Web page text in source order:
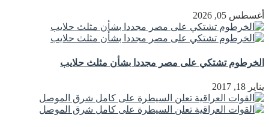
أغسطس 05, 2026
الخرطوم تشتكي على مصر مجددا بشأن مثلث حلايب
يناير 18, 2017